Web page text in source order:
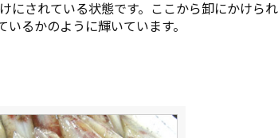
にされている状態です。ここから卸にかけら
るかのように輝いています。